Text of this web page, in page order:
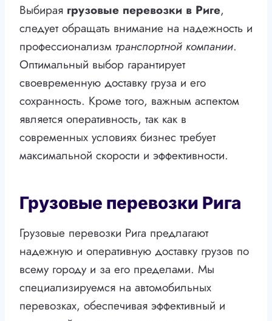
Выбирая грузовые перевозки в Риге,
следует обращать внимание на надежность и
профессионализм транспортной компании.
Оптимальный выбор гарантирует
своевременную доставку груза и его
сохранность. Кроме того, важным аспектом
является оперативность, так как в
современных условиях бизнес требует
максимальной скорости и эффективности.
Грузовые перевозки Рига
Грузовые перевозки Рига предлагают
надежную и оперативную доставку грузов по
всему городу и за его пределами. Мы
специализируемся на автомобильных
перевозках, обеспечивая эффективный и